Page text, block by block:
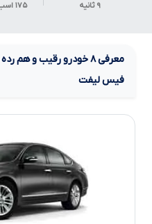
۹ ثانیه ۱۷۵ اسب بخار
معرفی۸خودرو رقیب و هم رده
فیس لیفت